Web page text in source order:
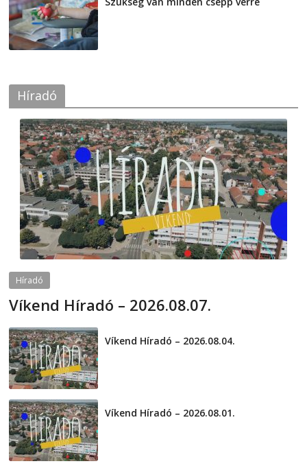
Híradó
Híradó
Víkend Híradó – 2026.08.07.
Víkend Híradó – 2026.08.04.
Víkend Híradó – 2026.08.01.